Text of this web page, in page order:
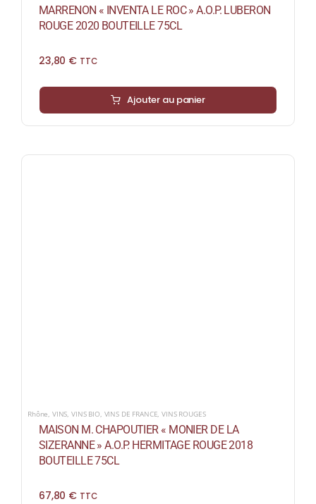
MARRENON « INVENTA LE ROC » A.O.P. LUBERON
ROUGE 2020 BOUTEILLE 75CL
23,80 € TTC
Ajouter au panier
Rhône, VINS,VINS BIO, VINS DE FRANCE,VINS ROUGES
MAISON M. CHAPOUTIER « MONIER DE LA
SIZERANNE » A.O.P. HERMITAGE ROUGE 2018
BOUTEILLE 75CL
67,80 € TTC